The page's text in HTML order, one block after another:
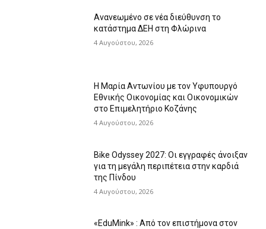
Ανανεωμένο σε νέα διεύθυνση το
κατάστημα ΔΕΗ στη Φλώρινα
4 Αυγούστου, 2026
Η Μαρία Αντωνίου με τον Υφυπουργό
Εθνικής Οικονομίας και Οικονομικών
στο Επιμελητήριο Κοζάνης
4 Αυγούστου, 2026
Bike Odyssey 2027: Οι εγγραφές άνοιξαν
για τη μεγάλη περιπέτεια στην καρδιά
της Πίνδου
4 Αυγούστου, 2026
«EduMink» : Από τον επιστήμονα στον